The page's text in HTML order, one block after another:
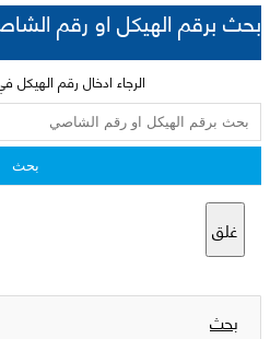
بحث برقم الهيكل او رقم
الرجاء ادخال رقم الهيكل
بحث
غلق
بحث